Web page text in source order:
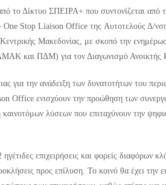
το Δίκτυο ΣΠΕΙΡΑ+ που συντονίζεται
One Stop Liaison Office της Aυτοτελoύς Δ/
Κεντρικής Μακεδονίας, με σκοπό την
ΠΔΜ) για τον Διαγωνισμό Ανοικτής
για την ανάδειξη των δυνατοτήτων του
Office ενισχύουν την προώθηση των
λύσεων που επιταχύνουν την
επιχειρήσεις και φορείς διαφόρων
προς επίλυση. Το κοινό θα έχει την